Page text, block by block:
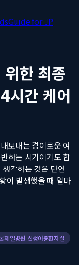
Guide for JP
한 최종
시간 케어
보내는 경이로운 여
하는 시기이기도 합
각하는 것은 단연
이 발생했을 때 얼마
제일병원 신생아중환자실